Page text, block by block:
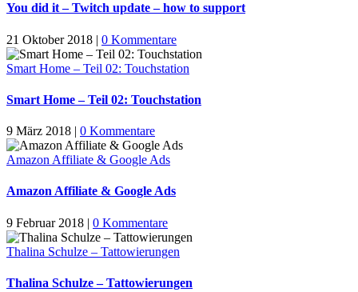
You did it – Twitch update – how to support
21 Oktober 2018 | 0 Kommentare
Smart Home – Teil 02: Touchstation
Smart Home – Teil 02: Touchstation
9 März 2018 | 0 Kommentare
Amazon Affiliate & Google Ads
Amazon Affiliate & Google Ads
9 Februar 2018 | 0 Kommentare
Thalina Schulze – Tattowierungen
Thalina Schulze – Tattowierungen